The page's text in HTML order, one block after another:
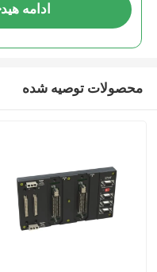
ادامه هید
محصولات توصیه شده